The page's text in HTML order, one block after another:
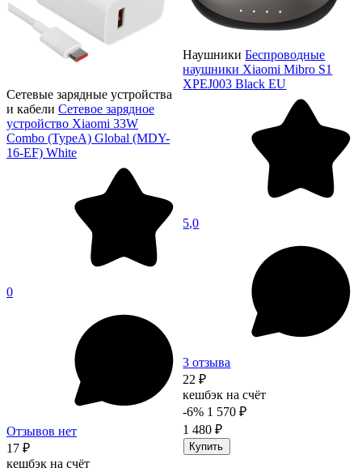
Сетевые зарядные устройства
и кабели Сетевое зарядное
устройство Xiaomi 33W
Combo (TypeA) Global (MDY-
16-EF) White
0
Отзывов нет
17 ₽
кешбэк на счёт
Наушники Беспроводные
наушники Xiaomi Mibro S1
XPEJ003 Black EU
5,0
3 отзыва
22 ₽
кешбэк на счёт
-6% 1 570 ₽
1 480 ₽
Купить